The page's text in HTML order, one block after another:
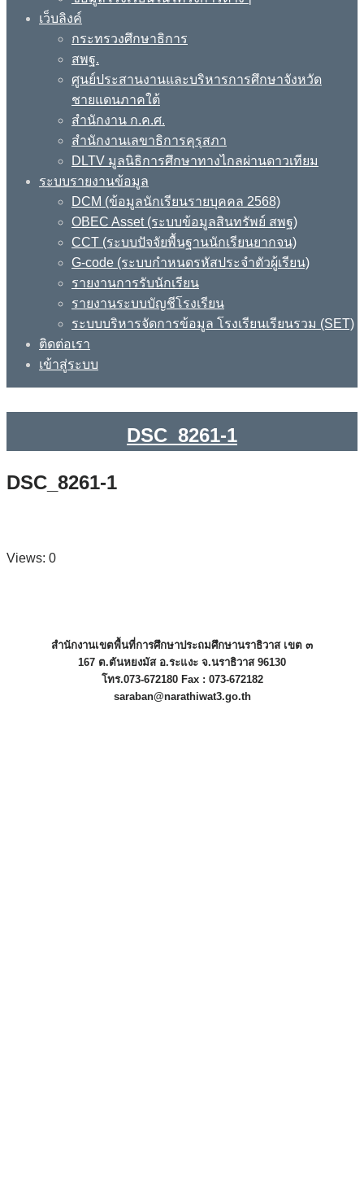
เว็บลิงค์
กระทรวงศึกษาธิการ
สพฐ.
ศูนย์ประสานงานและบริหารการศึกษาจังหวัด
ชายแดนภาคใต้
สำนักงาน ก.ค.ศ.
สำนักงานเลขาธิการคุรุสภา
DLTV มูลนิธิการศึกษาทางไกลผ่านดาวเทียม
ระบบรายงานข้อมูล
DCM (ข้อมูลนักเรียนรายบุคคล 2568)
OBEC Asset (ระบบข้อมูลสินทรัพย์ สพฐ)
CCT (ระบบปัจจัยพื้นฐานนักเรียนยากจน)
G-code (ระบบกำหนดรหัสประจำตัวผู้เรียน)
รายงานการรับนักเรียน
รายงานระบบบัญชีโรงเรียน
ระบบบริหารจัดการข้อมูล โรงเรียนเรียนรวม (SET)
ติดต่อเรา
เข้าสู่ระบบ
DSC_8261-1
DSC_8261-1
Views: 0
สำนักงานเขตพื้นที่การศึกษาประถมศึกษานราธิวาส เขต ๓
167 ต.ตันหยงมัส อ.ระแงะ จ.นราธิวาส 96130
โทร.073-672180 Fax : 073-672182
saraban@narathiwat3.go.th